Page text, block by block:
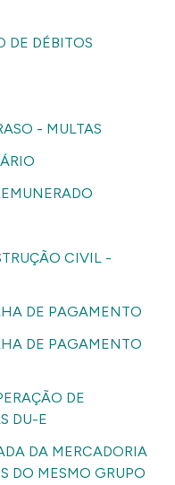
DE DÉBITOS
- MULTAS
CIVIL -
DE PAGAMENTO
DE PAGAMENTO
DE
DU-E
DA MERCADORIA
DO MESMO GRUPO